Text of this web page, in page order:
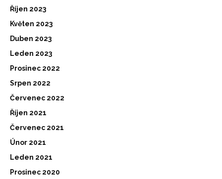
Říjen 2023
Květen 2023
Duben 2023
Leden 2023
Prosinec 2022
Srpen 2022
Červenec 2022
Říjen 2021
Červenec 2021
Únor 2021
Leden 2021
Prosinec 2020